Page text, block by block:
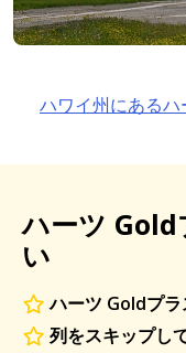
ハワイ州にある
ハーツ Gold
い
ハーツ Goldプ
列をスキップし